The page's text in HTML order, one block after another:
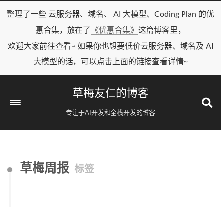
整理了一些 云服务器、域名、 AI 大模型、Coding Plan 的优
惠合集，放在了
《优惠合集》 这篇博客里，
欢迎大家前往查看~ 如果你也想要低价云服务器、域名及 AI
大模型的话，可以点击上面的链接查看详情~
草梅友仁的博客
专注于AI开发和全栈开发的博客
草梅周报 标签